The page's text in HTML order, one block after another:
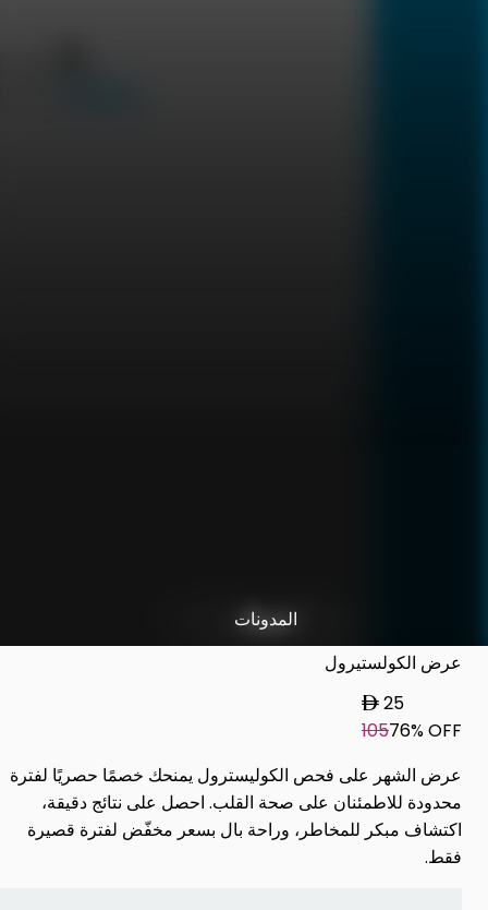
عروض فخر الامارات
عرض الكولستيرول
25
10576% OFF
عرض الشهر على فحص الكوليسترول يمنحك خصمًا حصريًا لفترة
محدودة للاطمئنان على صحة القلب. احصل على نتائج دقيقة،
اكتشاف مبكر للمخاطر، وراحة بال بسعر مخفّض لفترة قصيرة
فقط.
باقات الصحة العامة
محلول وريدي و الأبر
فحص الصحة بالاجهزة الطبية
المختصين
البيبتيدات
شريكًا
المدونات